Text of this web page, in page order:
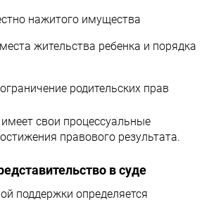
нажитого имущества
жительства ребенка и порядка
родительских прав
свои процессуальные
правового результата.
в суде
поддержки определяется